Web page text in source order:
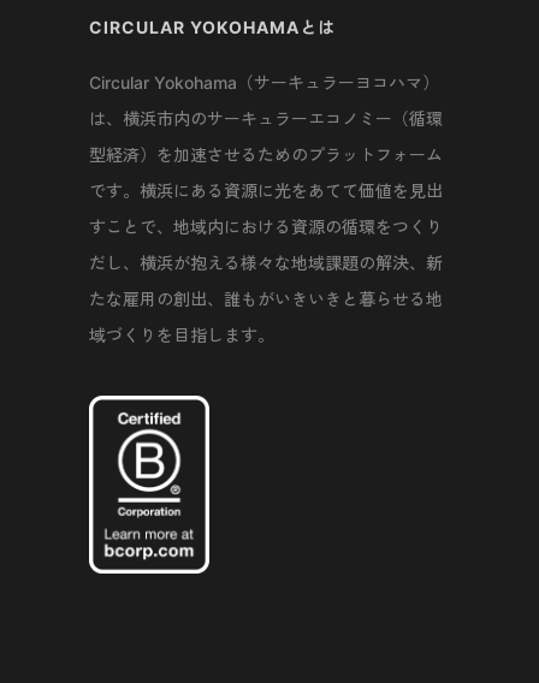
CIRCULAR YOKOHAMAとは
Circular Yokohama（サーキュラーヨコハマ）
は、横浜市内のサーキュラーエコノミー（循環
型経済）を加速させるためのプラットフォーム
です。横浜にある資源に光をあてて価値を見出
すことで、地域内における資源の循環をつくり
だし、横浜が抱える様々な地域課題の解決、新
たな雇用の創出、誰もがいきいきと暮らせる地
域づくりを目指します。